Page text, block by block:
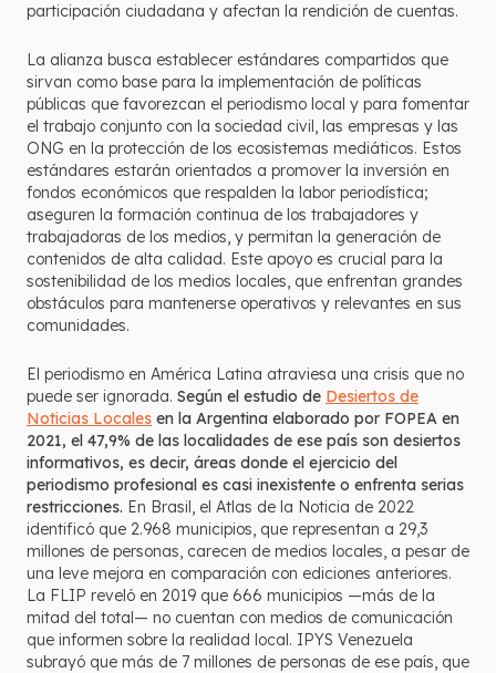
participación ciudadana y afectan la rendición de cuentas.
La alianza busca establecer estándares compartidos que
sirvan como base para la implementación de políticas
públicas que favorezcan el periodismo local y para fomentar
el trabajo conjunto con la sociedad civil, las empresas y las
ONG en la protección de los ecosistemas mediáticos. Estos
estándares estarán orientados a promover la inversión en
fondos económicos que respalden la labor periodística;
aseguren la formación continua de los trabajadores y
trabajadoras de los medios, y permitan la generación de
contenidos de alta calidad. Este apoyo es crucial para la
sostenibilidad de los medios locales, que enfrentan grandes
obstáculos para mantenerse operativos y relevantes en sus
comunidades.
El periodismo en América Latina atraviesa una crisis que no
puede ser ignorada. Según el estudio de Desiertos de
Noticias Locales en la Argentina elaborado por FOPEA en
2021, el 47,9% de las localidades de ese país son desiertos
informativos, es decir, áreas donde el ejercicio del
periodismo profesional es casi inexistente o enfrenta serias
restricciones. En Brasil, el Atlas de la Noticia de 2022
identificó que 2.968 municipios, que representan a 29,3
millones de personas, carecen de medios locales, a pesar de
una leve mejora en comparación con ediciones anteriores.
La FLIP reveló en 2019 que 666 municipios —más de la
mitad del total— no cuentan con medios de comunicación
que informen sobre la realidad local. IPYS Venezuela
subrayó que más de 7 millones de personas de ese país, que